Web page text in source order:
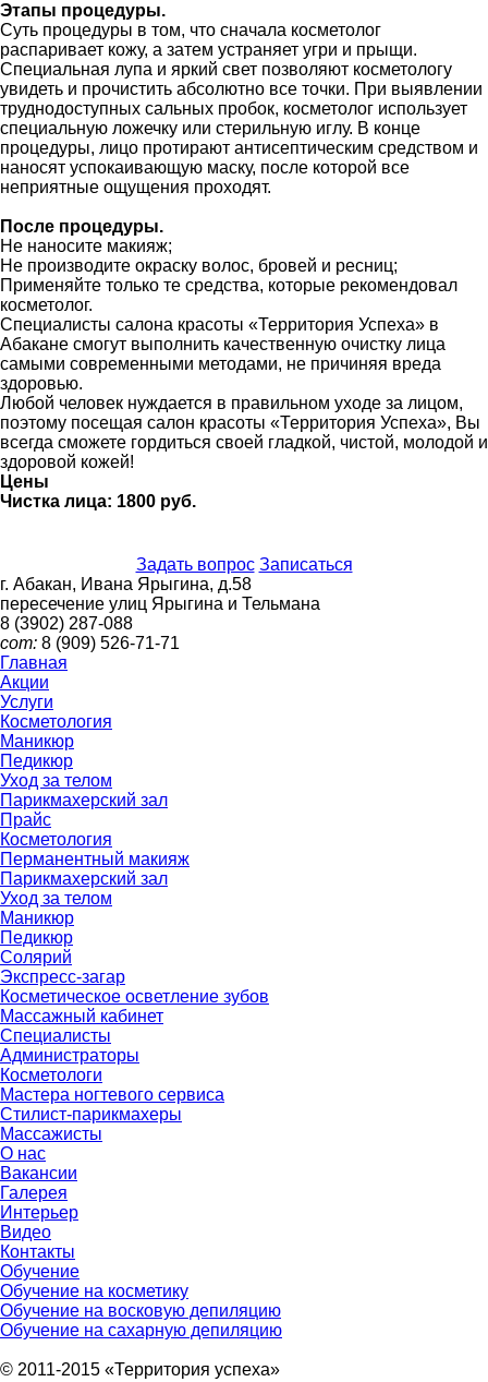
Этапы процедуры.
Суть процедуры в том, что сначала косметолог
распаривает кожу, а затем устраняет угри и прыщи.
Специальная лупа и яркий свет позволяют косметологу
увидеть и прочистить абсолютно все точки. При выявлении
труднодоступных сальных пробок, косметолог использует
специальную ложечку или стерильную иглу. В конце
процедуры, лицо протирают антисептическим средством и
наносят успокаивающую маску, после которой все
неприятные ощущения проходят.
После процедуры.
Не наносите макияж;
Не производите окраску волос, бровей и ресниц;
Применяйте только те средства, которые рекомендовал
косметолог.
Специалисты салона красоты «Территория Успеха» в
Абакане смогут выполнить качественную очистку лица
самыми современными методами, не причиняя вреда
здоровью.
Любой человек нуждается в правильном уходе за лицом,
поэтому посещая салон красоты «Территория Успеха», Вы
всегда сможете гордиться своей гладкой, чистой, молодой и
здоровой кожей!
Цены
Чистка лица: 1800 руб.
Задать вопрос Записаться
г. Абакан, Ивана Ярыгина, д.58
пересечение улиц Ярыгина и Тельмана
8 (3902) 287-088
сот: 8 (909) 526-71-71
Главная
Акции
Услуги
Косметология
Маникюр
Педикюр
Уход за телом
Парикмахерский зал
Прайс
Косметология
Перманентный макияж
Парикмахерский зал
Уход за телом
Маникюр
Педикюр
Солярий
Экспресс-загар
Косметическое осветление зубов
Массажный кабинет
Специалисты
Администраторы
Косметологи
Мастера ногтевого сервиса
Стилист-парикмахеры
Массажисты
О нас
Вакансии
Галерея
Интерьер
Видео
Контакты
Обучение
Обучение на косметику
Обучение на восковую депиляцию
Обучение на сахарную депиляцию
© 2011-2015 «Территория успеха»